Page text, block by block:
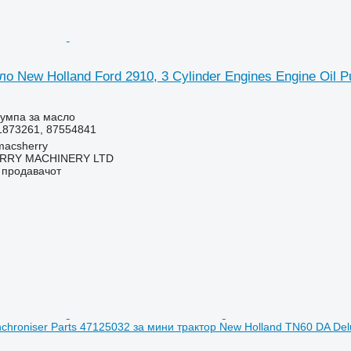
New Holland Ford 2910, 3 Cylinder Engines Engine Oil
за масло
87554841
MACHINERY LTD
продавачот
Parts 47125032 за мини трактор New Holland TN60 DA